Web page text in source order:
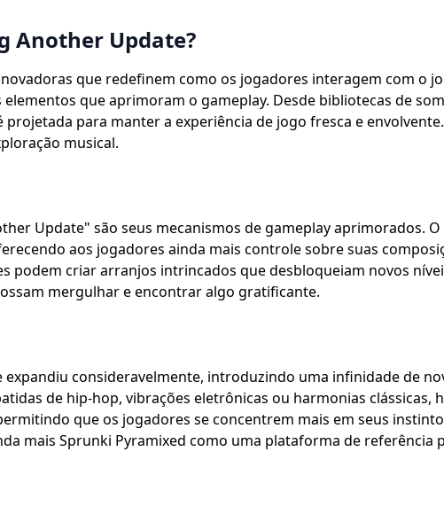
Another Update?
que redefinem como os jogadores interagem com o
que aprimoram o gameplay. Desde bibliotecas de
para manter a experiência de jogo fresca e
musical.
Update" são seus mecanismos de gameplay aprimorados.
aos jogadores ainda mais controle sobre suas
criar arranjos intrincados que desbloqueiam novos
mergulhar e encontrar algo gratificante.
consideravelmente, introduzindo uma infinidade de
de hip-hop, vibrações eletrônicas ou harmonias clássicas,
que os jogadores se concentrem mais em seus
mais Sprunki Pyramixed como uma plataforma de referência